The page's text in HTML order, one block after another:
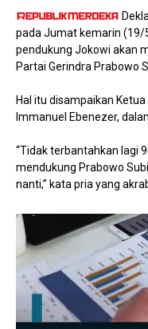
pada Jumat kemarin (19/
pendukung Jokowi akan
Partai Gerindra Prabowo
Hal itu disampaikan
Immanuel Ebenezer,
“Tidak terbantahkan lagi
mendukung Prabowo
nanti,” kata pria yang